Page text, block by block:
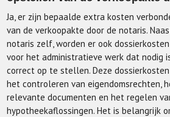
Ja, er zijn bepaalde extra kosten
van de verkoopakte door de notaris.
notaris zelf, worden er ook
voor het administratieve werk dat nodig
correct op te stellen. Deze
het controleren van eigendomsrechten,
relevante documenten en het regelen
hypotheekaflossingen. Het is belangrijk